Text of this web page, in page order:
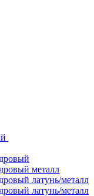
металл
латунь/металл
латунь/металл